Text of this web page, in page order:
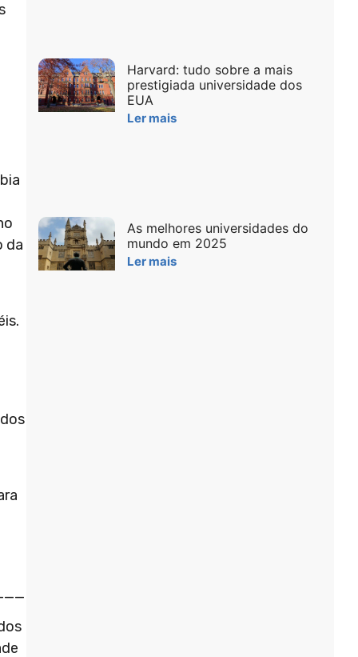
da
Harvard: tudo sobre a mais
prestigiada universidade dos
EUA
Ler mais
As melhores universidades do
mundo em 2025
Ler mais